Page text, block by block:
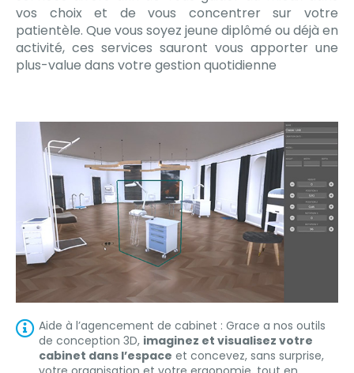
vos choix et de vous concentrer sur votre
patientèle. Que vous soyez jeune diplômé ou déjà en
activité, ces services sauront vous apporter une
plus-value dans votre gestion quotidienne
Aide à l’agencement de cabinet : Grace a nos outils
de conception 3D, imaginez et visualisez votre
cabinet dans l’espace et concevez, sans surprise,